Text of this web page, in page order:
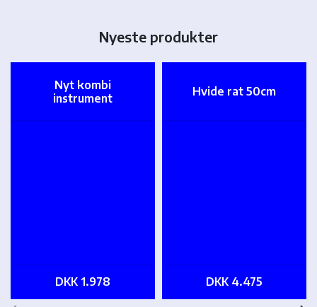
Nyeste produkter
Nyt kombi
instrument
DKK 1.978
Hvide rat 50cm
DKK 4.475